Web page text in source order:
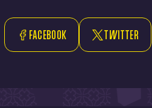
FACEBOOK TWITTER